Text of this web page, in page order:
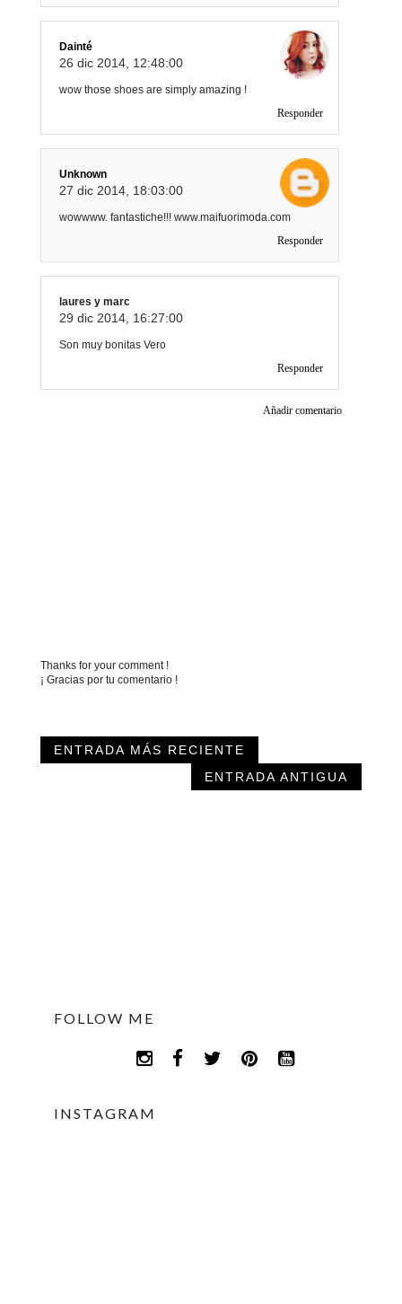
Dainté
26 dic 2014, 12:48:00
wow those shoes are simply amazing !
Responder
Unknown
27 dic 2014, 18:03:00
wowwww. fantastiche!!! www.maifuorimoda.com
Responder
laures y marc
29 dic 2014, 16:27:00
Son muy bonitas Vero
Responder
Añadir comentario
Thanks for your comment !
¡ Gracias por tu comentario !
ENTRADA MÁS RECIENTE
ENTRADA ANTIGUA
FOLLOW ME
INSTAGRAM